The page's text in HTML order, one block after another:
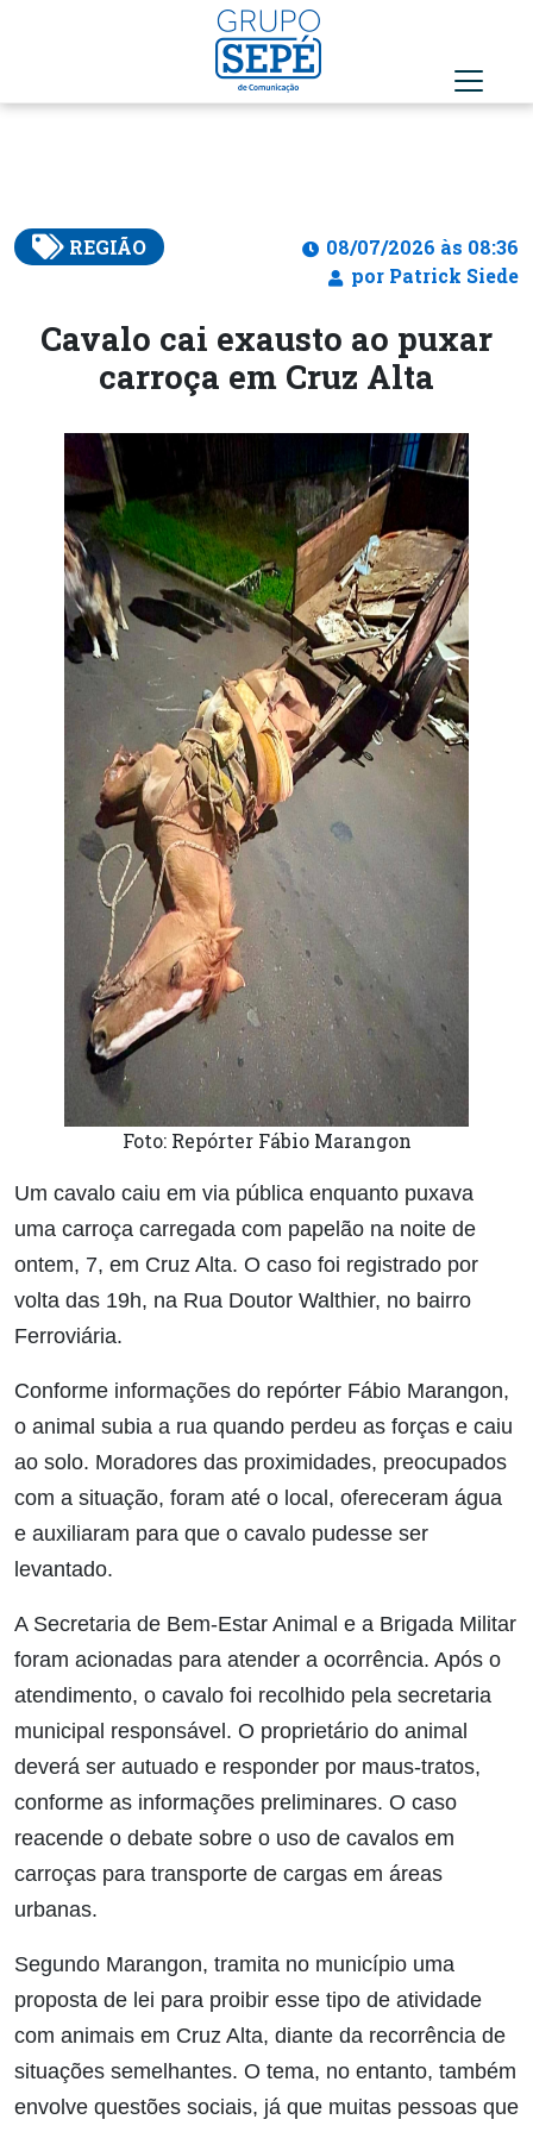
REGIÃO
08/07/2026 às 08:36
por Patrick Siede
Cavalo cai exausto ao puxar
carroça em Cruz Alta
Foto: Repórter Fábio Marangon
Um cavalo caiu em via pública enquanto puxava
uma carroça carregada com papelão na noite de
ontem, 7, em Cruz Alta. O caso foi registrado por
volta das 19h, na Rua Doutor Walthier, no bairro
Ferroviária.
Conforme informações do repórter Fábio Marangon,
o animal subia a rua quando perdeu as forças e caiu
ao solo. Moradores das proximidades, preocupados
com a situação, foram até o local, ofereceram água
e auxiliaram para que o cavalo pudesse ser
levantado.
A Secretaria de Bem-Estar Animal e a Brigada Militar
foram acionadas para atender a ocorrência. Após o
atendimento, o cavalo foi recolhido pela secretaria
municipal responsável. O proprietário do animal
deverá ser autuado e responder por maus-tratos,
conforme as informações preliminares. O caso
reacende o debate sobre o uso de cavalos em
carroças para transporte de cargas em áreas
urbanas.
Segundo Marangon, tramita no município uma
proposta de lei para proibir esse tipo de atividade
com animais em Cruz Alta, diante da recorrência de
situações semelhantes. O tema, no entanto, também
envolve questões sociais, já que muitas pessoas que